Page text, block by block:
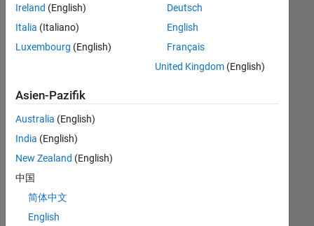
oder
alle
Stellenangebote
anzeigen .
noch
keine
offenen
Stellen
können,
die
Ihren
Ireland (English)
Italia (Italiano)
Luxembourg (English)
Deutsch
English
Français
United Kingdom(English)
Asien-Pazifik
Australia (English)
India (English)
New Zealand (English)
中国
简体中文
English